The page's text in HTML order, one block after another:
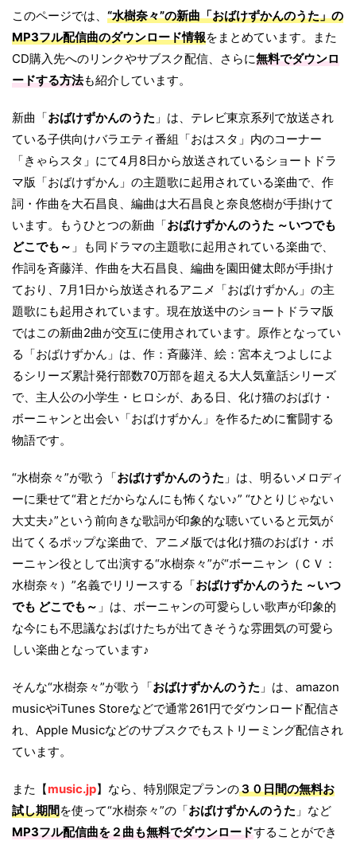
このページでは、 “水樹奈々”の新曲「おばけずかんのうた」の
MP3フル配信曲のダウンロード情報をまとめています。また
CD購入先へのリンクやサブスク配信、さらに無料でダウンロ
ードする方法も紹介しています。
新曲「おばけずかんのうた 」は、テレビ東京系列で放送され
ている子供向けバラエティ番組「おはスタ」内のコーナー
「きゃらスタ」にて4月8日から放送されているショートドラ
マ版「おばけずかん」の主題歌に起用されている楽曲で、作
詞・作曲を大石昌良、編曲は大石昌良と奈良悠樹が手掛けて
います。もうひとつの新曲「おばけずかんのうた ～いつでも
どこでも～ 」も同ドラマの主題歌に起用されている楽曲で、
作詞を斉藤洋、作曲を大石昌良、編曲を園田健太郎が手掛け
ており、7月1日から放送されるアニメ「おばけずかん」の主
題歌にも起用されています。現在放送中のショートドラマ版
ではこの新曲2曲が交互に使用されています。原作となってい
る「おばけずかん」は、作：斉藤洋、絵：宮本えつよしによ
るシリーズ累計発行部数70万部を超える大人気童話シリーズ
で、主人公の小学生・ヒロシが、ある日、化け猫のおばけ・
ボーニャンと出会い「おばけずかん」を作るために奮闘する
物語です。
“水樹奈々”が歌う「おばけずかんのうた 」は、明るいメロディ
ーに乗せて“君とだからなんにも怖くない♪” “ひとりじゃない
大丈夫♪”という前向きな歌詞が印象的な聴いていると元気が
出てくるポップな楽曲で、アニメ版では化け猫のおばけ・ボ
ーニャン役として出演する“水樹奈々”が“ボーニャン（ＣＶ：
水樹奈々）”名義でリリースする「おばけずかんのうた ～いつ
でも どこでも～ 」は、ボーニャンの可愛らしい歌声が印象的
な今にも不思議なおばけたちが出てきそうな雰囲気の可愛ら
しい楽曲となっています♪
そんな“水樹奈々”が歌う「おばけずかんのうた 」は、amazon
musicやiTunes Storeなどで通常261円でダウンロード配信さ
れ、Apple Musicなどのサブスクでもストリーミング配信され
ています。
また【music.jp】なら、特別限定プランの３０日間の無料お
試し期間を使って“水樹奈々”の「おばけずかんのうた 」など
MP3フル配信曲を２曲も無料でダウンロードすることができ